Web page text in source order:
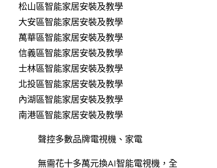
松山區智能家居安裝及教學
大安區智能家居安裝及教學
萬華區智能家居安裝及教學
信義區智能家居安裝及教學
士林區智能家居安裝及教學
北投區智能家居安裝及教學
內湖區智能家居安裝及教學
南港區智能家居安裝及教學
聲控多數品牌電視機、家電
無需花十多萬元換AI智能電視機，全